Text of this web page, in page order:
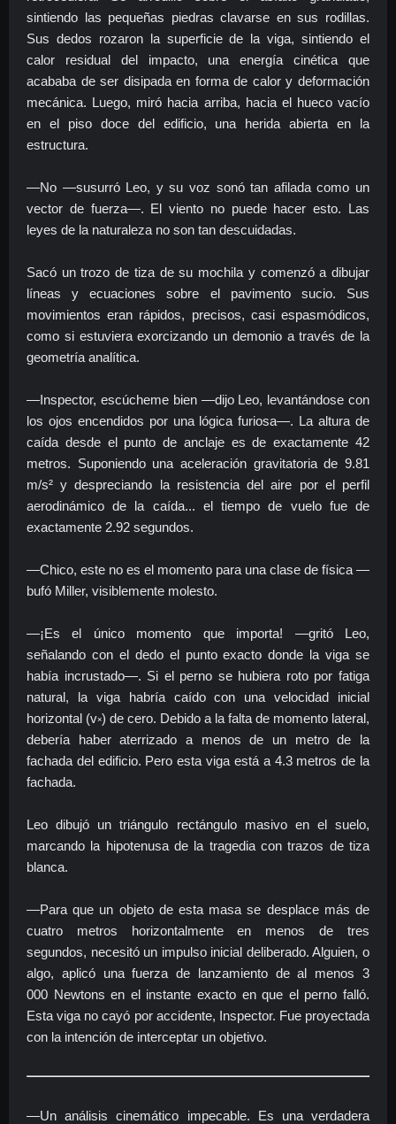
sintiendo las pequeñas piedras clavarse en sus rodillas.
Sus dedos rozaron la superficie de la viga, sintiendo el
calor residual del impacto, una energía cinética que
acababa de ser disipada en forma de calor y deformación
mecánica. Luego, miró hacia arriba, hacia el hueco vacío
en el piso doce del edificio, una herida abierta en la
estructura.
—No —susurró Leo, y su voz sonó tan afilada como un
vector de fuerza—. El viento no puede hacer esto. Las
leyes de la naturaleza no son tan descuidadas.
Sacó un trozo de tiza de su mochila y comenzó a dibujar
líneas y ecuaciones sobre el pavimento sucio. Sus
movimientos eran rápidos, precisos, casi espasmódicos,
como si estuviera exorcizando un demonio a través de la
geometría analítica.
—Inspector, escúcheme bien —dijo Leo, levantándose con
los ojos encendidos por una lógica furiosa—. La altura de
caída desde el punto de anclaje es de exactamente 42
metros. Suponiendo una aceleración gravitatoria de 9.81
m/s²y despreciando la resistencia del aire por el perfil
aerodinámico de la caída... el tiempo de vuelo fue de
exactamente 2.92 segundos.
—Chico, este no es el momento para una clase de física —
bufó Miller, visiblemente molesto.
—¡Es el único momento que importa! —gritó Leo,
señalando con el dedo el punto exacto donde la viga se
había incrustado—. Si el perno se hubiera roto por fatiga
natural, la viga habría caído con una velocidad inicial
horizontal (v༝) de cero. Debido a la falta de momento lateral,
debería haber aterrizado a menos de un metro de la
fachada del edificio. Pero esta viga está a 4.3 metros de la
fachada.
Leo dibujó un triángulo rectángulo masivo en el suelo,
marcando la hipotenusa de la tragedia con trazos de tiza
blanca.
—Para que un objeto de esta masa se desplace más de
cuatro metros horizontalmente en menos de tres
segundos, necesitó un impulso inicial deliberado. Alguien, o
algo, aplicó una fuerza de lanzamiento de al menos 3
000 Newtons en el instante exacto en que el perno falló.
Esta viga no cayó por accidente, Inspector. Fue proyectada
con la intención de interceptar un objetivo.
—Un análisis cinemático impecable. Es una verdadera